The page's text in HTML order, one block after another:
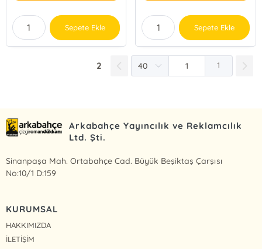
Sepete Ekle Sepete Ekle
2 1
Arkabahçe Yayıncılık ve Reklamcılık
Ltd. Şti.
Sinanpaşa Mah. Ortabahçe Cad. Büyük Beşiktaş Çarşısı
No:10/1 D:159
KURUMSAL
HAKKIMIZDA
İLETİŞİM